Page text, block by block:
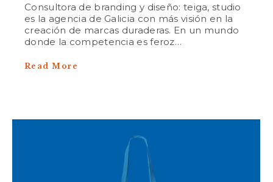
Consultora de branding y diseño: teiga, studio
es la agencia de Galicia con más visión en la
creación de marcas duraderas. En un mundo
donde la competencia es feroz…
Read More